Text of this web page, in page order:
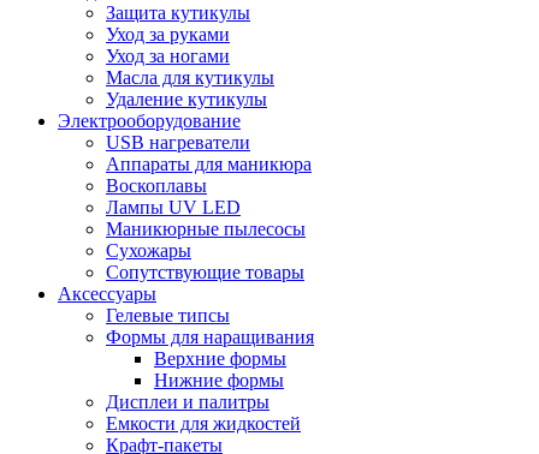
Защита кутикулы
Уход за руками
Уход за ногами
Масла для кутикулы
Удаление кутикулы
Электрооборудование
USB нагреватели
Аппараты для маникюра
Воскоплавы
Лампы UV LED
Маникюрные пылесосы
Сухожары
Сопутствующие товары
Аксессуары
Гелевые типсы
Формы для наращивания
Верхние формы
Нижние формы
Дисплеи и палитры
Емкости для жидкостей
Крафт-пакеты